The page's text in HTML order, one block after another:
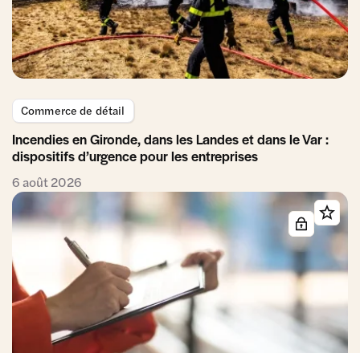
Commerce de détail
Incendies en Gironde, dans les Landes et dans le Var :
dispositifs d’urgence pour les entreprises
6 août 2026